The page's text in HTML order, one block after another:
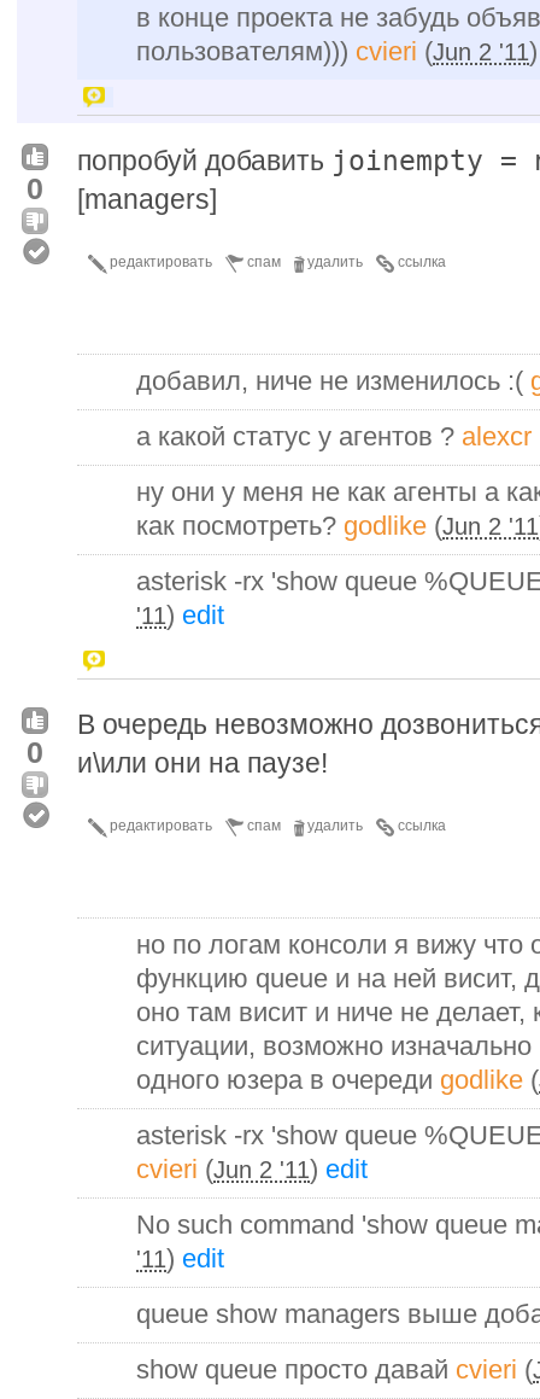
в конце проекта не забудь
пользователям))) cvieri (Jun 2 '11)
0
попробуй добавить joinempty =
[managers]
ссылка
удалить
спам
редактировать
добавил, ниче не изменилось :(
а какой статус у агентов ? alexcr
ну они у меня не как агенты а
как посмотреть? godlike (Jun 2 '11
asterisk -rx 'show queue
'11) edit
0
В очередь невозможно
и\или они на паузе!
ссылка
удалить
спам
редактировать
но по логам консоли я вижу что
функцию queue и на ней висит,
оно там висит и ниче не
ситуации, возможно
одного юзера в очереди godlike (
asterisk -rx 'show queue
cvieri (Jun 2 '11) edit
No such command 'show queue
'11) edit
queue show managers выше
show queue просто давай cvieri (